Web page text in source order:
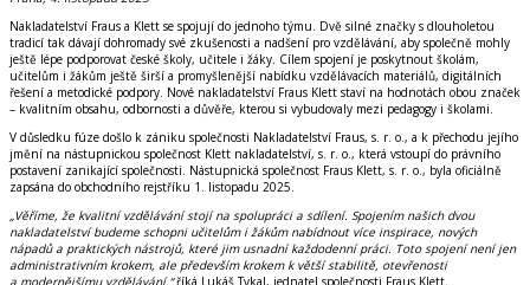
Nakladatelství Fraus a Klett se spojují do jednoho týmu. Dvě silné značky s dlouholetou
tradicí tak dávají dohromady své zkušenosti a nadšení pro vzdělávání, aby společně mohly
ještě lépe podporovat české školy, učitele i žáky. Cílem spojení je poskytnout školám,
učitelům i žákům ještě širší a promyšlenější nabídku vzdělávacích materiálů, digitálních
řešení a metodické podpory. Nové nakladatelství Fraus Klett staví na hodnotách obou značek
– kvalitním obsahu, odbornosti a důvěře, kterou si vybudovaly mezi pedagogy i školami.
V důsledku fúze došlo k zániku společnosti Nakladatelství Fraus, s. r. o., a k přechodu jejího
jmění na nástupnickou společnost Klett nakladatelství, s. r. o., která vstoupí do právního
postavení zanikající společnosti. Nástupnická společnost Fraus Klett, s. r. o., byla oficiálně
zapsána do obchodního rejstříku 1. listopadu 2025.
„Věříme, že kvalitní vzdělávání stojí na spolupráci a sdílení. Spojením našich dvou
nakladatelství budeme schopni učitelům i žákům nabídnout více inspirace, nových
nápadů a praktických nástrojů, které jim usnadní každodenní práci. Toto spojení není jen
administrativním krokem, ale především krokem k větší stabilitě, otevřenosti
a modernějšímu vzdělávání,“říká Lukáš Tykal, jednatel společnosti Fraus Klett.